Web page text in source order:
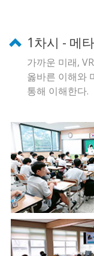
1차시 - 메
가까운 미래,
옳바른 이해와
통해 이해한다.